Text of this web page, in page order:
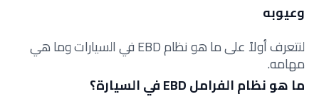
وعيوبه
لنتعرف أولاً على ما هو نظام EBD في السيارات وما هي
مهامه.
ما هو نظام الفرامل EBD في السيارة؟